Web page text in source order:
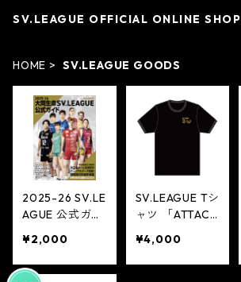
SV.LEAGUE OFFICIAL ONLINE SHOP
HOME SV.LEAGUE GOODS
2025-26 SV.LE
AGUE 公式ガイ
¥2,000
SV.LEAGUE Tシ
ャツ 「ATTACK
¥4,000